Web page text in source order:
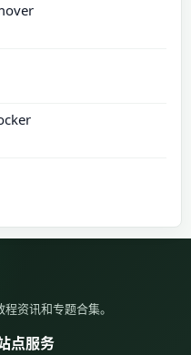
资讯和专题合集。
点服务